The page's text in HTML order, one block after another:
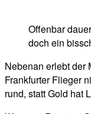
Offenbar
doch ein
Nebenan erlebt der
Frankfurter Flieger
rund, statt Gold hat